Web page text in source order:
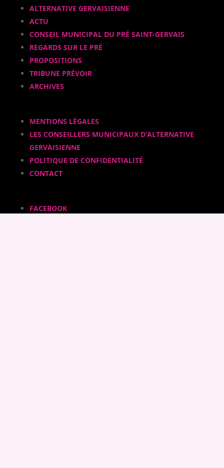
ALTERNATIVE GERVAISIENNE
ACTU
CONSEIL MUNICIPAL DU PRÉ SAINT-GERVAIS
REGARDS SUR LE PRÉ
PROPOSITIONS
TRIBUNE PRÉVOIR
ARCHIVES
MENTIONS LÉGALES
LES CONSEILLERS MUNICIPAUX D’ALTERNATIVE
GERVAISIENNE
POLITIQUE DE CONFIDENTIALITÉ
CONTACT
FACEBOOK